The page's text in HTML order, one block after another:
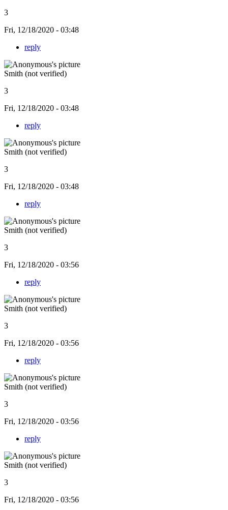
3
Fri, 12/18/2020 - 03:48
reply
Smith (not verified)
3
Fri, 12/18/2020 - 03:48
reply
Smith (not verified)
3
Fri, 12/18/2020 - 03:48
reply
Smith (not verified)
3
Fri, 12/18/2020 - 03:56
reply
Smith (not verified)
3
Fri, 12/18/2020 - 03:56
reply
Smith (not verified)
3
Fri, 12/18/2020 - 03:56
reply
Smith (not verified)
3
Fri, 12/18/2020 - 03:56